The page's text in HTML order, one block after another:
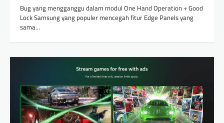
Bug yang mengganggu dalam modul One Hand Operation + Good
Lock Samsung yang populer mencegah fitur Edge Panels yang
sama…